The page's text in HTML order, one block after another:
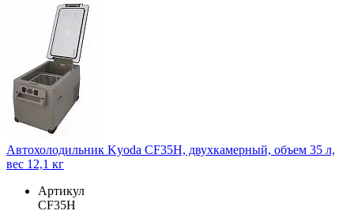
Автохолодильник Kyoda CF35H, двухкамерный, объем 35 л,
вес 12,1 кг
Артикул
CF35H